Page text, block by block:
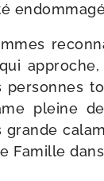
per­sonnes
pleine de
Famille